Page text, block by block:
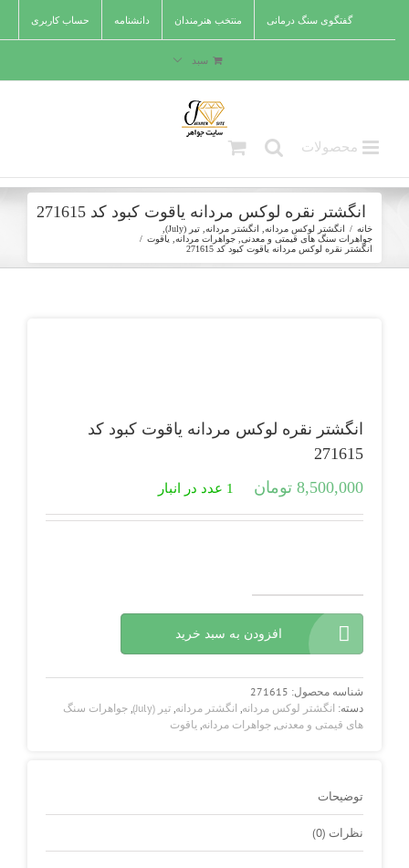
content
گفتگوی سنگ درمانی منتخب هنرمندان دانشنامه حساب کاربری
سبد
انگشتر نقره لوکس مردانه یاقوت کبود کد 271615
خانه / انگشتر لوکس مردانه انگشتر مردانه تیر (July)
جواهرات سنگ های قیمتی و معدنی جواهرات مردانه یاقوت /
انگشتر نقره لوکس مردانه یاقوت کبود کد 271615
انگشتر نقره لوکس مردانه یاقوت کبود کد
271615
8,500,000 تومان 1 عدد در انبار
لوکس
مردانه
کبود
کد
271615
افزودن به سبد خرید
شناسه محصول: 271615
دسته: انگشتر لوکس مردانه انگشتر مردانه تیر (July)
جواهرات سنگ
های قیمتی و معدنی جواهرات مردانه یاقوت
توضیحات
نظرات (0)